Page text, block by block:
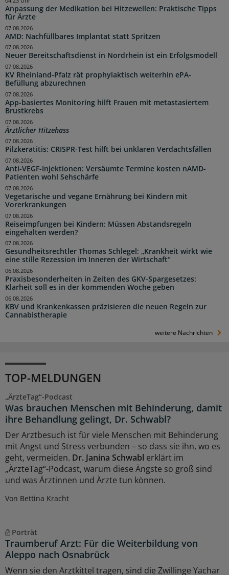
Anpassung der Medikation bei Hitzewellen: Praktische Tipps
für Ärzte
AMD: Nachfüllbares Implantat statt Spritzen
07.08.2026
Neuer Bereitschaftsdienst in Nordrhein ist ein Erfolgsmodell
07.08.2026
KV Rheinland-Pfalz rät prophylaktisch weiterhin ePA-
Befüllung abzurechnen
07.08.2026
App-basiertes Monitoring hilft Frauen mit metastasiertem
Brustkrebs
07.08.2026
Ärztlicher Hitzehass
07.08.2026
Pilzkeratitis: CRISPR-Test hilft bei unklaren Verdachtsfällen
07.08.2026
Anti-VEGF-Injektionen: Versäumte Termine kosten nAMD-
Patienten wohl Sehschärfe
07.08.2026
Vegetarische und vegane Ernährung bei Kindern mit
Vorerkrankungen
07.08.2026
Reiseimpfungen bei Kindern: Müssen Abstandsregeln
eingehalten werden?
07.08.2026
Gesundheitsrechtler Thomas Schlegel: „Krankheit wirkt wie
eine stille Rezession im Inneren der Wirtschaft“
07.08.2026
Praxisbesonderheiten in Zeiten des GKV-Spargesetzes:
Klarheit soll es in der kommenden Woche geben
06.08.2026
KBV und Krankenkassen präzisieren die neuen Regeln zur
Cannabistherapie
06.08.2026
weitere Nachrichten
TOP-MELDUNGEN
„ÄrzteTag“-Podcast
Was brauchen Menschen mit Behinderung, damit
ihre Behandlung gelingt, Dr. Schwabl?
Der Arztbesuch ist für viele Menschen mit Behinderung
mit Angst und Stress verbunden – so dass sie ihn, wo es
geht, vermeiden. Dr. Janina Schwabl erklärt im
„ÄrzteTag“-Podcast, warum diese Ängste so groß sind
und was Ärztinnen und Ärzte tun können.
Von Bettina Kracht
Porträt
Traumberuf Arzt: Für die Weiterbildung von
Aleppo nach Osnabrück
Wenn sie den Arztkittel tragen, sind die Zwillinge Yachar